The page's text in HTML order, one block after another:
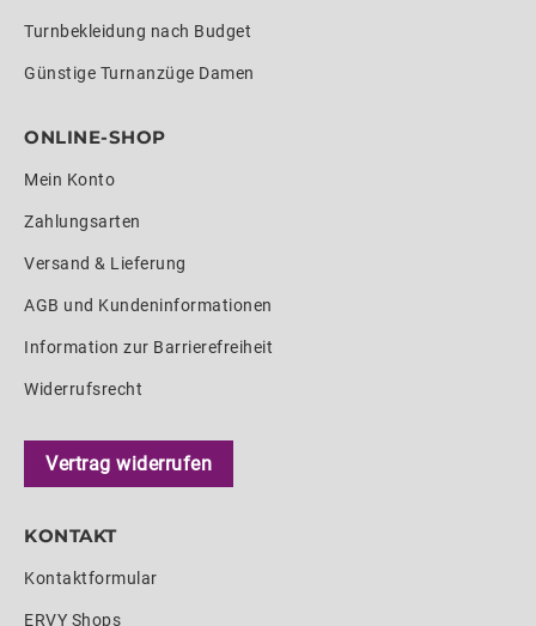
Turnbekleidung nach Budget
Günstige Turnanzüge Damen
ONLINE-SHOP
Mein Konto
Zahlungsarten
Versand & Lieferung
AGB und Kundeninformationen
Information zur Barrierefreiheit
Widerrufsrecht
Vertrag widerrufen
KONTAKT
Kontaktformular
ERVY Shops